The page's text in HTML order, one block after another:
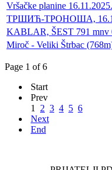
Vršačke planine
ТРШИЋ-ТРОНОША,
KABLAR, ŠEST 791 mnv
Miroč - Veliki Štrbac
Page 1 of 6
Start
Prev
1 2 3 4 5 6
Next
End